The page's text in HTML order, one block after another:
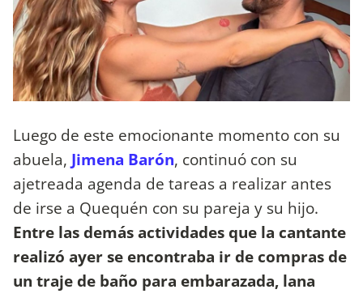
Luego de este emocionante momento con su
abuela, Jimena Barón, continuó con su
ajetreada agenda de tareas a realizar antes
de irse a Quequén con su pareja y su hijo.
Entre las demás actividades que la cantante
realizó ayer se encontraba ir de compras de
un traje de baño para embarazada, lana